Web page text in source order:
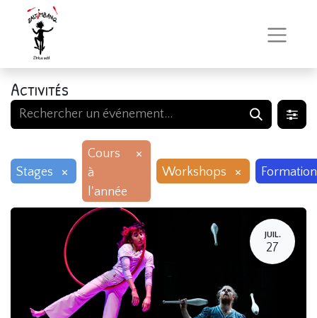
Activités
Stages ×
Cours
à
l'année
×
Workshops ×
JUIL.
27